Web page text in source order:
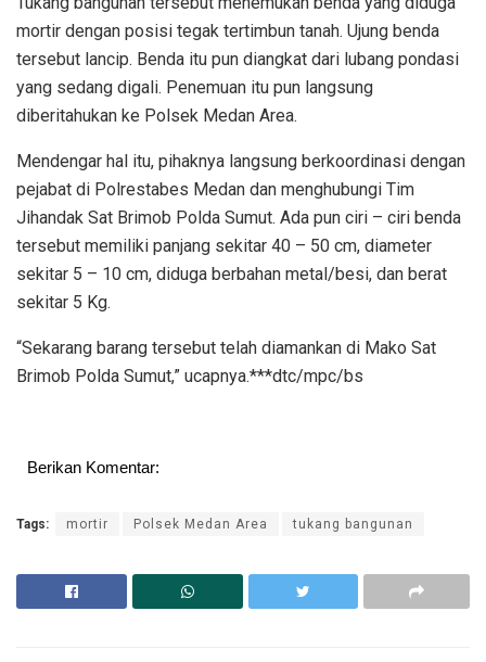
mortir dengan posisi tegak tertimbun tanah. Ujung benda
tersebut lancip. Benda itu pun diangkat dari lubang pondasi
yang sedang digali. Penemuan itu pun langsung
diberitahukan ke Polsek Medan Area.
Mendengar hal itu, pihaknya langsung berkoordinasi dengan
pejabat di Polrestabes Medan dan menghubungi Tim
Jihandak Sat Brimob Polda Sumut. Ada pun ciri – ciri benda
tersebut memiliki panjang sekitar 40 – 50 cm, diameter
sekitar 5 – 10 cm, diduga berbahan metal/besi, dan berat
sekitar 5 Kg.
“Sekarang barang tersebut telah diamankan di Mako Sat
Brimob Polda Sumut,” ucapnya.***dtc/mpc/bs
Berikan Komentar:
Tags: mortir Polsek Medan Area tukang bangunan